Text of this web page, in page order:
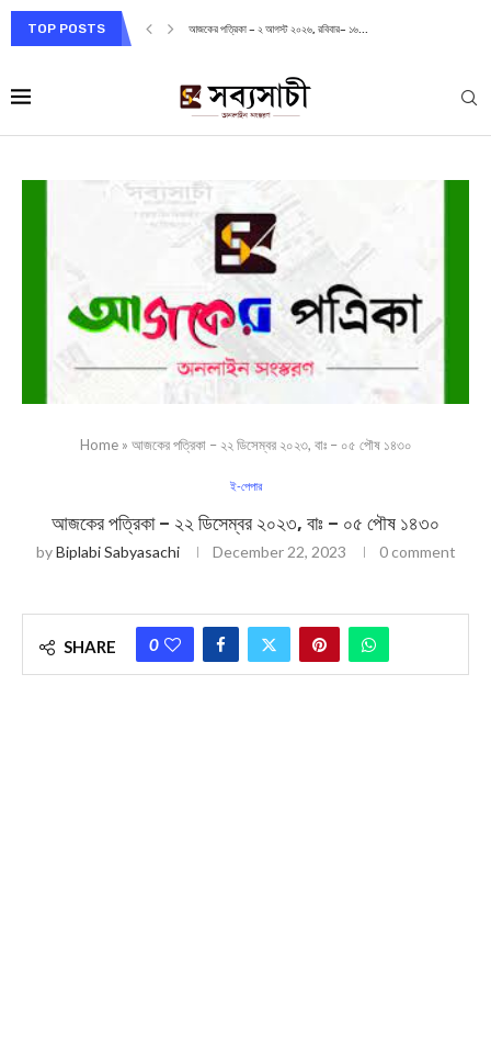
TOP POSTS আজকের পত্রিকা – ২ আগস্ট ২০২৬, রবিবার– ১৬...
Home» আজকের পত্রিকা – ২২ ডিসেম্বর ২০২৩, বাঃ – ০৫ পৌষ ১৪৩০
ই-পেপার
আজকের পত্রিকা – ২২ ডিসেম্বর ২০২৩, বাঃ – ০৫ পৌষ ১৪৩০
byBiplabi Sabyasachi December 22, 2023 0 comment
SHARE 0